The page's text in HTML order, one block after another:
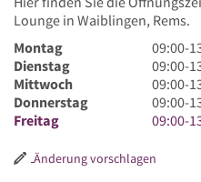
Lounge in Waiblingen, Rems.
Montag
9
Uhr
bis
13
Uhr
09:00-
Dienstag
9
Uhr
bis
13
09:00-
Mittwoch
9
Uhr
bis
Uhr
09:00-
Donnerstag
9
Uhr
13
09:00-
Freitag
9
bis
09:00-
Änderung vorschlagen